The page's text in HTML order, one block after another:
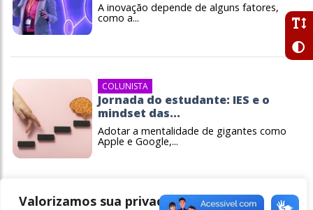
Valorizamos sua privacidade
A inovação depende de alguns fatores,
como a...
COLUNISTA
Jornada do estudante: IES e o
mindset das...
Adotar a mentalidade de gigantes como
Apple e Google,...